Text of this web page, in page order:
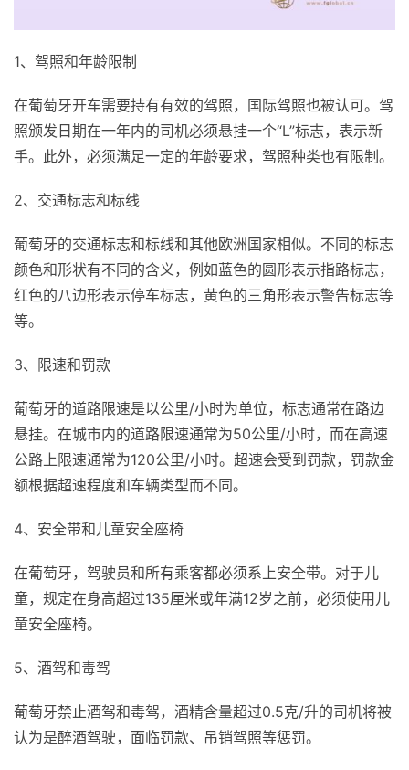
1、驾照和年龄限制
在葡萄牙开车需要持有有效的驾照，国际驾照也被认可。驾
照颁发日期在一年内的司机必须悬挂一个“L”标志，表示新
手。此外，必须满足一定的年龄要求，驾照种类也有限制。
2、交通标志和标线
葡萄牙的交通标志和标线和其他欧洲国家相似。不同的标志
颜色和形状有不同的含义，例如蓝色的圆形表示指路标志，
红色的八边形表示停车标志，黄色的三角形表示警告标志等
等。
3、限速和罚款
葡萄牙的道路限速是以公里/小时为单位，标志通常在路边
悬挂。在城市内的道路限速通常为50公里/小时，而在高速
公路上限速通常为120公里/小时。超速会受到罚款，罚款金
额根据超速程度和车辆类型而不同。
4、安全带和儿童安全座椅
在葡萄牙，驾驶员和所有乘客都必须系上安全带。对于儿
童，规定在身高超过135厘米或年满12岁之前，必须使用儿
童安全座椅。
5、酒驾和毒驾
葡萄牙禁止酒驾和毒驾，酒精含量超过0.5克/升的司机将被
认为是醉酒驾驶，面临罚款、吊销驾照等惩罚。